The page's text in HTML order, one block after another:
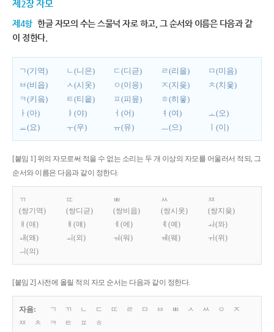
제2장 자모
제4항 한글 자모의 수는 스물넉 자로 하고, 그 순서와 이름은 다음과 같
이 정한다.
ㄱ(기역) ㄴ(니은) ㄷ(디귿) ㄹ(리을)
ㅁ(미음)
ㅂ(비읍)
ㅅ(시옷) ㅇ(이응) ㅈ(지읒)
ㅊ(치읓)
ㅋ(키읔)
ㅌ(티읕) ㅍ(피읖)
ㅎ(히읗)
ㅏ(아)
ㅑ(야) ㅓ(어) ㅕ(여)
ㅗ(오)
ㅛ(요)
ㅜ(우) ㅠ(유) ㅡ(으) ㅣ(이)
[붙임 1] 위의 자모로써 적을 수 없는 소리는 두 개 이상의 자모를 어울러서 적되, 그
순서와 이름은 다음과 같이 정한다.
ㄲ
(쌍기역)
ㄸ
(쌍디귿)
ㅃ
(쌍비읍)
ㅆ
(쌍시옷)
ㅉ
(쌍지읒)
ㅐ(애)
ㅒ(얘) ㅔ(에) ㅖ(예)
ㅘ(와)
ㅙ(왜)
ㅚ(외) ㅝ(워) ㅞ(웨)
ㅟ(위)
ㅢ(의)
[붙임 2] 사전에 올릴 적의 자모 순서는 다음과 같이 정한다.
자음: ㄱ ㄲ ㄴ ㄷ ㄸ ㄹ ㅁ ㅂ ㅃ ㅅ ㅆ ㅇ
ㅈ
ㅉ
ㅊ ㅋ ㅌ ㅍ
ㅎ